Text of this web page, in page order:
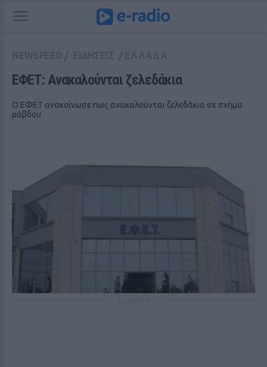
ΕΦΕΤ: Ανακαλούνται ζελεδάκια
Ο ΕΦΕΤ ανακοίνωσε πως ανακαλούνται ζελεδάκια σε σχήμα
ράβδου